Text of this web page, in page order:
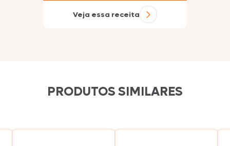
Veja essa receita
PRODUTOS SIMILARES